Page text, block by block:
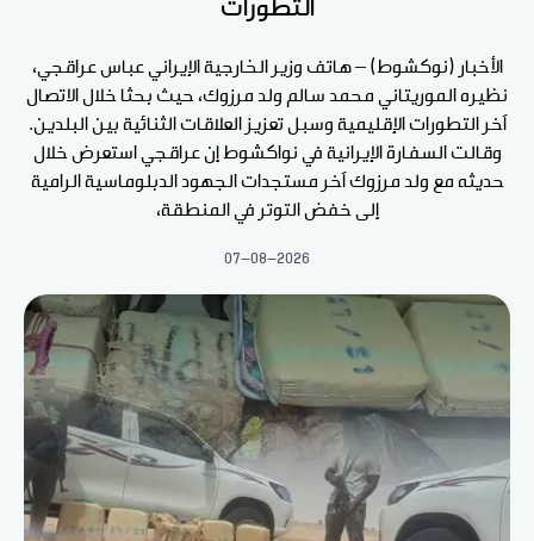
التطورات
الأخبار (نوكشوط) – هاتف وزير الخارجية الإيراني عباس عراقجي،
نظيره الموريتاني محمد سالم ولد مرزوك، حيث بحثا خلال الاتصال
آخر التطورات الإقليمية وسبل تعزيز العلاقات الثنائية بين البلدين.
وقالت السفارة الإيرانية في نواكشوط إن عراقجي استعرض خلال
حديثه مع ولد مرزوك آخر مستجدات الجهود الدبلوماسية الرامية
إلى خفض التوتر في المنطقة،
07-08-2026